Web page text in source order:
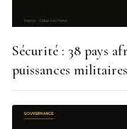
Sécurité : 38 pays
puissances